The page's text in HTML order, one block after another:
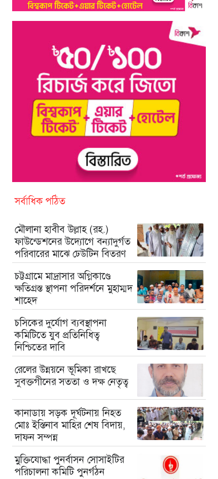
সর্বাধিক পঠিত
মৌলানা হাবীব উল্লাহ (রহ.)
ফাউন্ডেশনের উদ্যোগে বন্যাদুর্গত
পরিবারের মাঝে ঢেউটিন বিতরণ
চট্টগ্রামে মাদ্রাসার অগ্নিকাণ্ডে
ক্ষতিগ্রস্ত স্থাপনা পরিদর্শনে মুহাম্মদ
শাহেদ
চসিকের দুর্যোগ ব্যবস্থাপনা
কমিটিতে যুব প্রতিনিধিত্ব
নিশ্চিতের দাবি
রেলের উন্নয়নে ভূমিকা রাখছে
সুবক্তগীনের সততা ও দক্ষ নেতৃত্ব
কানাডায় সড়ক দূর্ঘটনায় নিহত
মোঃ ইস্তিনাব মাহির শেষ বিদায়,
দাফন সম্পন্ন
মুক্তিযোদ্ধা পুনর্বাসন সোসাইটির
পরিচালনা কমিটি পুনর্গঠন